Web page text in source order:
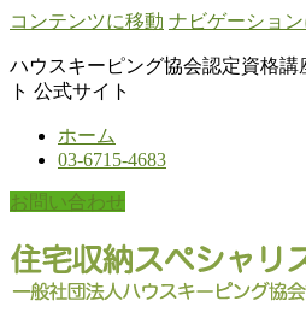
コンテンツに移動 ナビゲーショ
ハウスキーピング協会認定資格
ト 公式サイト
ホーム
03-6715-4683
お問い合わせ